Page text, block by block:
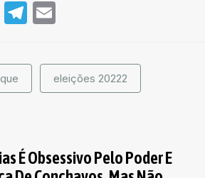
X Telegram
eleições 20222
É Obsessivo Pelo Poder E